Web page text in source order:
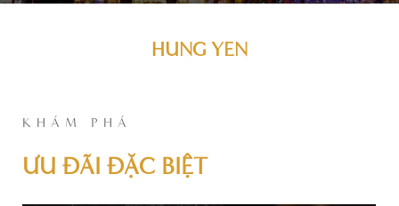
HUNG YEN
KHÁM PHÁ
ƯU ĐÃI ĐẶC BIỆT